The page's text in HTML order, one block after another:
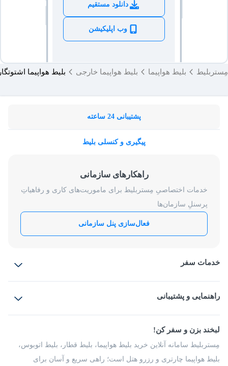
دانلود مستقیم
وب اپلیکیشن
مِستربلیط بلیط هواپیما بلیط هواپیما خارجی بلیط هواپیما
پشتیبانی 24 ساعته
پیگیری و کنسلی بلیط
راهکارهای سازمانی
خدمات اختصاصیِ مِستربلیط برای ماموریت‌های کاری و رفاهیاتِ
پرسنلِ سازمان‌ها
فعال‌سازی پنل سازمانی
خدمات سفر
بلیط قطار
راهنمایی و پشتیبانی
شرایط و مقررات
راهکار سازمانی
فرصت‌های شغلی
درباره ما
لبخند بزن و سفر کن!
مِستربلیط سامانه آنلاین خرید بلیط هواپیما، بلیط قطار، بلیط اتوبوس،
بلیط هواپیما چارتری و رزرو هتل است؛ راهی سریع و آسان برای